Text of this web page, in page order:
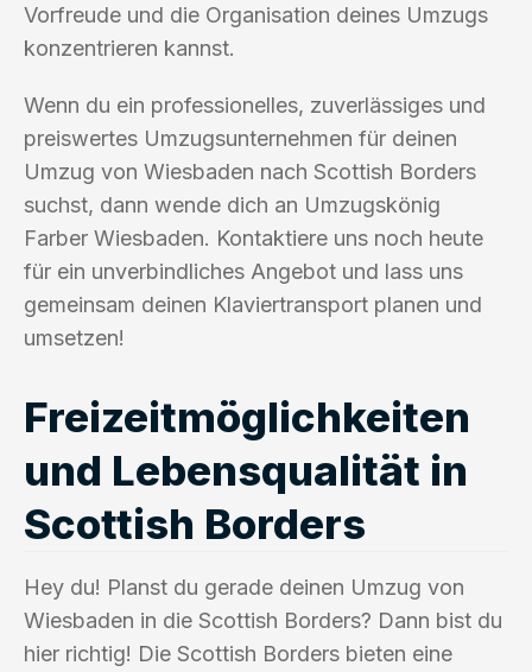
Vorfreude und die Organisation deines Umzugs
konzentrieren kannst.
Wenn du ein professionelles, zuverlässiges und
preiswertes Umzugsunternehmen für deinen
Umzug von Wiesbaden nach Scottish Borders
suchst, dann wende dich an Umzugskönig
Farber Wiesbaden. Kontaktiere uns noch heute
für ein unverbindliches Angebot und lass uns
gemeinsam deinen Klaviertransport planen und
umsetzen!
Freizeitmöglichkeiten
und Lebensqualität in
Scottish Borders
Hey du! Planst du gerade deinen Umzug von
Wiesbaden in die Scottish Borders? Dann bist du
hier richtig! Die Scottish Borders bieten eine